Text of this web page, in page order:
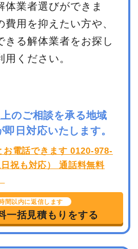
体業者選びができま
用を抑えたい方や、
きる解体業者をお探し
ください。
のご相談を承る地域
日対応いたします。
間以内に返信します
一括見積もりをする